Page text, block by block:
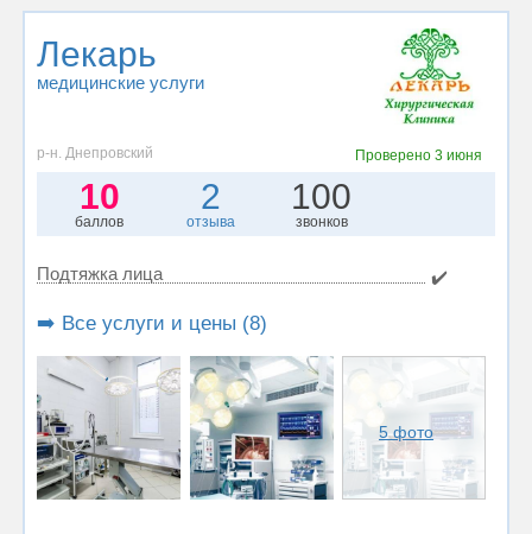
Лекарь
медицинские услуги
р-н. Днепровский Проверено3 июня
10
баллов
2
отзыва
100
звонков
Подтяжка лица ✔️
➡️ Все услуги и цены (8)
5 фото